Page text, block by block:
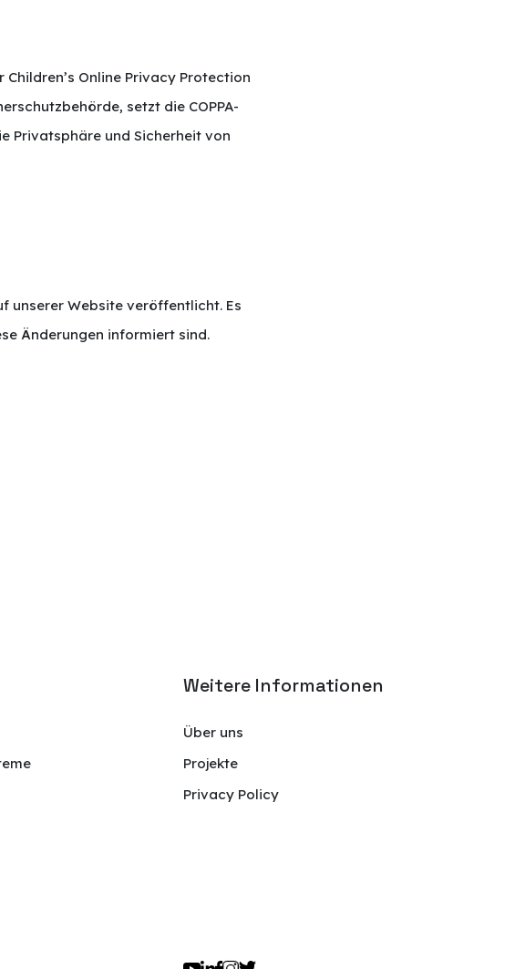
Online Privacy Protection
setzt die COPPA-
Privatsphäre und Sicherheit von
unserer Website veröffentlicht. Es
Änderungen informiert sind.
Weitere Informationen
Über uns
Projekte
Privacy Policy